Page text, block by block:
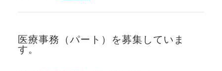
医療事務（パート）を募集していま
す。